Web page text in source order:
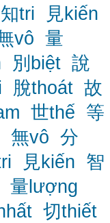
知tri
見kiến
vô 量
別biệt 說
脫thoát 故
世thế 等
無vô 分
見kiến 智
量lượng
切thiết